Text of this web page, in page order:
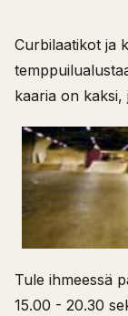
Curbilaatikot ja
kaaria on
Tule ihmeessä
15.00 - 20.30